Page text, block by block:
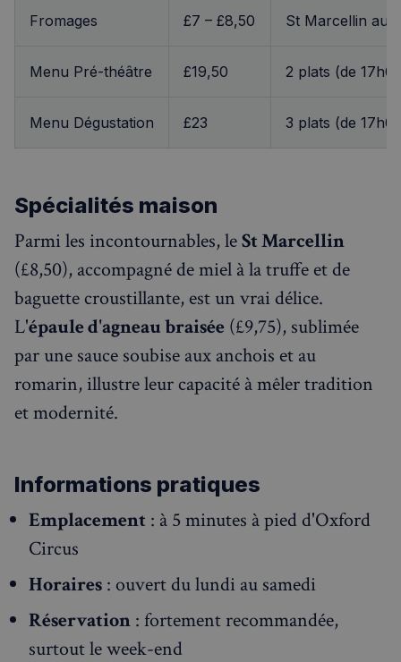
Fromages £7 – £8,50 St Marcellin au
Menu Pré-théâtre £19,50 2 plats (de
Menu Dégustation £23 3 plats (de
Spécialités maison
Parmi les incontournables, leSt Marcellin
(£8,50), accompagné de miel à la truffe et de
baguette croustillante, est un vrai délice.
L'épaule d'agneau braisée (£9,75), sublimée
par une sauce soubise aux anchois et au
romarin, illustre leur capacité à mêler tradition
et modernité.
Informations pratiques
Emplacement : à 5 minutes à pied d'Oxford
Circus
Horaires : ouvert du lundi au samedi
Réservation : fortement recommandée,
surtout le week-end